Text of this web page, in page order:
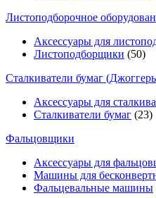
Листоподборочное
Аксессуары для
Листоподборщики (50)
Сталкиватели бумаг
Аксессуары для
Сталкиватели бумаг (23)
Фальцовщики
Аксессуары для
Машины для
Фальцевальные машины